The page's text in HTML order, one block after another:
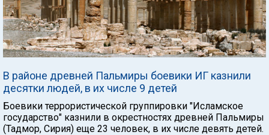
В районе древней Пальмиры боевики ИГ казнили
десятки людей, в их числе 9 детей
Боевики террористической группировки "Исламское
государство" казнили в окрестностях древней Пальмиры
(Тадмор, Сирия) еще 23 человек, в их числе девять детей.